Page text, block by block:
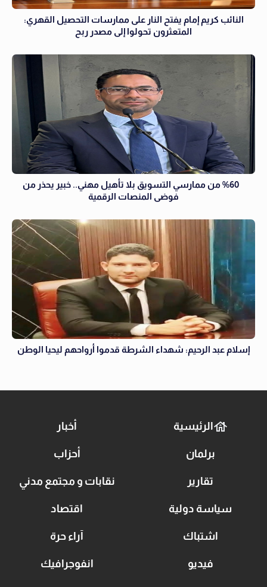
النائب كريم إمام يفتح النار على ممارسات التحصيل القهري:
المتعثرون تحولوا إلى مصدر ربح
‏ ‏ ‎%60 ‎‏ من ممارسي التسويق بلا تأهيل مهني.. خبير يحذر من
فوضى ‏المنصات الرقمية
إسلام عبد الرحيم: شهداء الشرطة قدموا أرواحهم ليحيا الوطن
الرئيسية أخبار
برلمان أحزاب
تقارير نقابات و مجتمع مدني
سياسة دولية اقتصاد
اشتباك آراء حرة
فيديو انفوجرافيك